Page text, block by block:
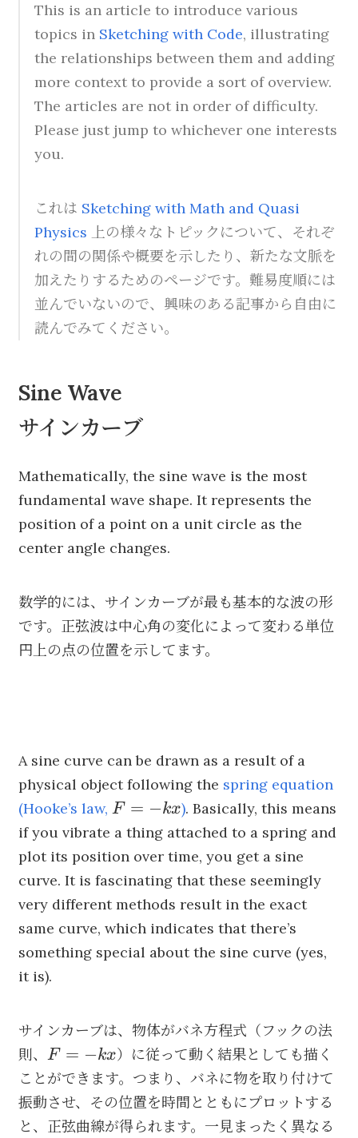
This is an article to introduce various
topics in Sketching with Code, illustrating
the relationships between them and adding
more context to provide a sort of overview.
The articles are not in order of difficulty.
Please just jump to whichever one interests
you.
これは Sketching with Math and Quasi
Physics 上の様々なトピックについて、それぞ
れの間の関係や概要を示したり、新たな文脈を
加えたりするためのページです。難易度順には
並んでいないので、興味のある記事から自由に
読んでみてください。
Sine Wave
サインカーブ
Mathematically, the sine wave is the most
fundamental wave shape. It represents the
position of a point on a unit circle as the
center angle changes.
数学的には、サインカーブが最も基本的な波の形
です。正弦波は中心角の変化によって変わる単位
円上の点の位置を示してます。
A sine curve can be drawn as a result of a
physical object following the spring equation
(Hooke’s law, F=-
kx
F = −kx). Basically, this means
if you vibrate a thing attached to a spring and
plot its position over time, you get a sine
curve. It is fascinating that these seemingly
very different methods result in the exact
same curve, which indicates that there’s
something special about the sine curve (yes,
it is).
サインカーブは、物体がバネ方程式（フックの法
則、
F=-
kx
F = −kx）に従って動く結果としても描く
ことができます。つまり、バネに物を取り付けて
振動させ、その位置を時間とともにプロットする
と、正弦曲線が得られます。一見まったく異なる